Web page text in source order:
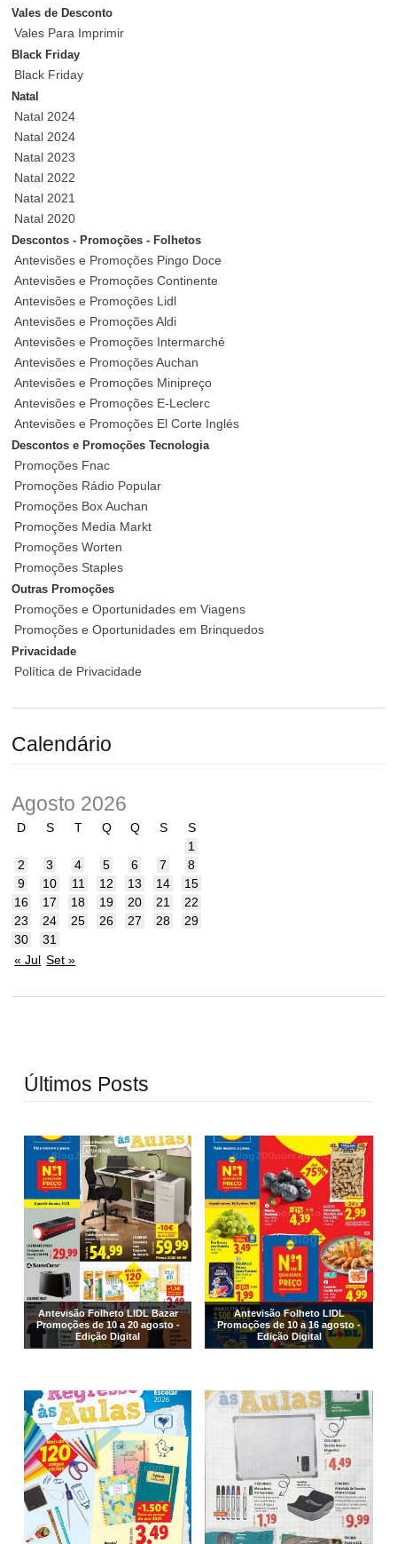
Vales de Desconto
Vales Para Imprimir
Black Friday
Black Friday
Natal
Natal 2024
Natal 2024
Natal 2023
Natal 2022
Natal 2021
Natal 2020
Descontos - Promoções - Folhetos
Antevisões e Promoções Pingo Doce
Antevisões e Promoções Continente
Antevisões e Promoções Lidl
Antevisões e Promoções Aldi
Antevisões e Promoções Intermarché
Antevisões e Promoções Auchan
Antevisões e Promoções Minipreço
Antevisões e Promoções E-Leclerc
Antevisões e Promoções El Corte Inglés
Descontos e Promoções Tecnologia
Promoções Fnac
Promoções Rádio Popular
Promoções Box Auchan
Promoções Media Markt
Promoções Worten
Promoções Staples
Outras Promoções
Promoções e Oportunidades em Viagens
Promoções e Oportunidades em Brinquedos
Privacidade
Política de Privacidade
Calendário
Agosto 2026
D S T Q Q S
S
1
2
3 4 5 6 7
8
9
10 11 12 13 14
15
16
17 18 19 20 21
22
23
24 25 26 27 28
29
30
31
« Jul Set »
Últimos Posts
Antevisão Folheto LIDL Bazar
Promoções de 10 a 20 agosto -
Edição Digital
Antevisão Folheto LIDL
Promoções de 10 a 16 agosto -
Edição Digital